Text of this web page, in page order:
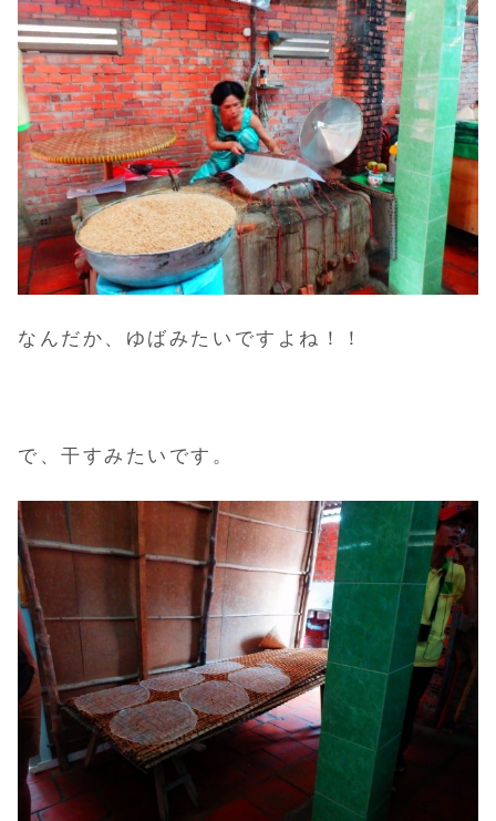
なんだか、ゆばみたいですよね！！
で、干すみたいです。